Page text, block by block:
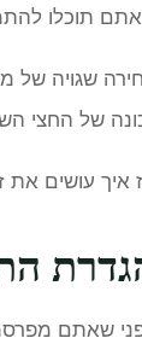
תוכלו
שגויה של
של החצי
איך עושים את
שאתם